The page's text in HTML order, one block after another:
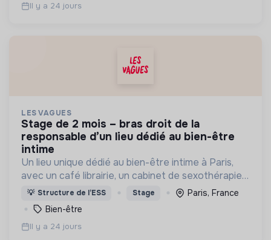
Il y a 24 jours
LES VAGUES
stage de 2 mois – bras droit de la
responsable d’un lieu dédié au bien-être
intime
Un lieu unique dédié au bien-être intime à Paris,
avec un café librairie, un cabinet de sexothérapie
et une programmation événementielle pour
(re)rencontrer son corps, son désir et son plaisir.
💡 Structure de l’ESS Stage
Paris, France
Bien-être
Il y a 24 jours